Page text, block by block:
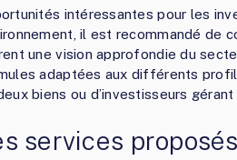
intéressantes pour les
il est recommandé de
une vision approfondie du
adaptées aux différents
biens ou d’investisseurs
services